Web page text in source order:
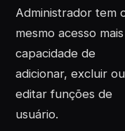
Administrador tem
mesmo acesso
capacidade de
adicionar, excluir ou
editar funções de
usuário.